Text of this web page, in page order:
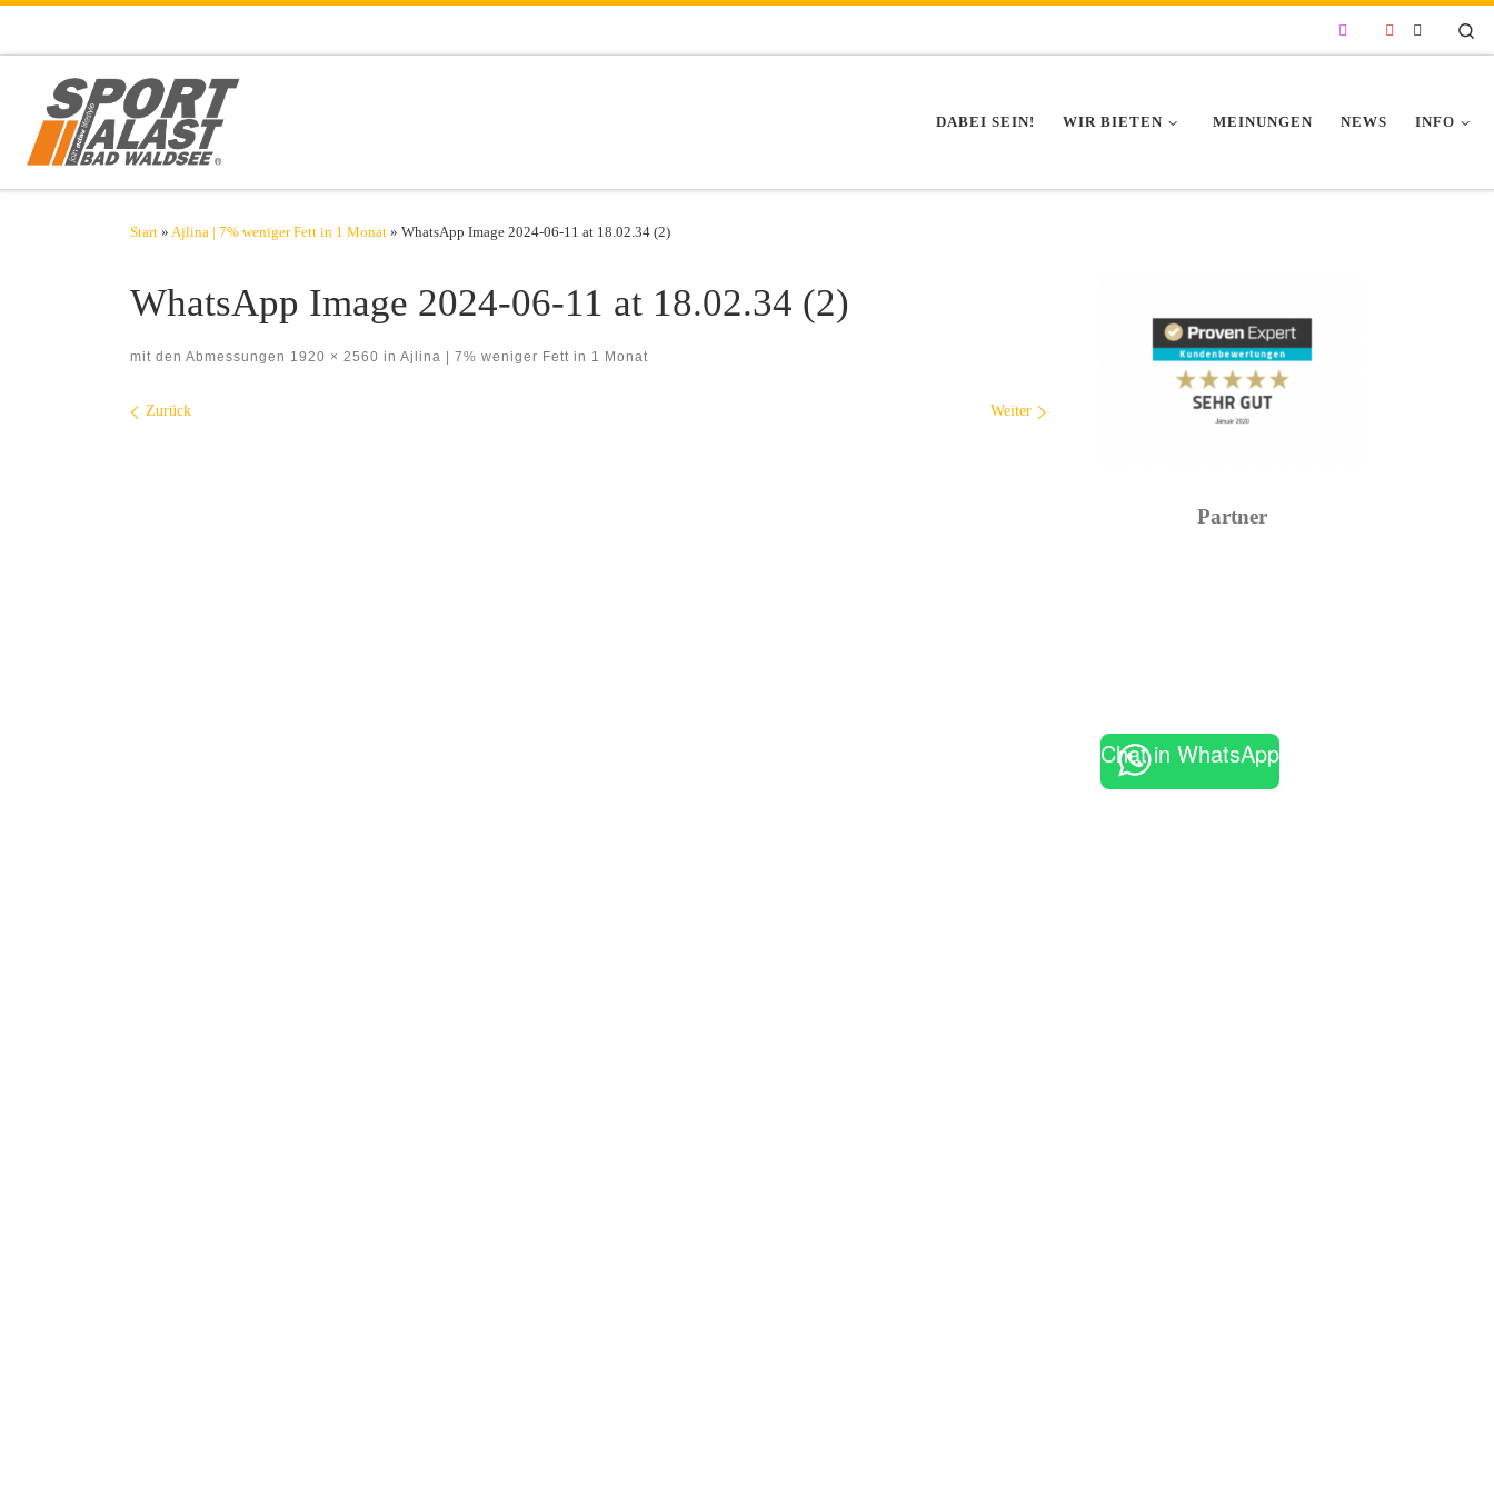
DABEI SEIN! WIR BIETEN MEINUNGEN NEWS INFO
Start » Ajlina | 7% weniger Fett in 1 Monat » WhatsApp Image 2024-06-11 at 18.02.34 (2)
WhatsApp Image 2024-06-11 at 18.02.34 (2)
mit den Abmessungen 1920 × 2560 in Ajlina | 7% weniger Fett in 1 Monat
Bilder Navigation
Zurück Weiter
Partner
Chat in WhatsApp